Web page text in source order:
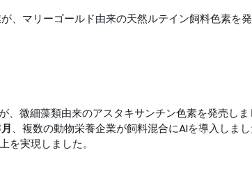
、マリーゴールド由来の天然ルテイン飼料色素を
、微細藻類由来のアスタキサンチン色素を発売し
、複数の動物栄養企業が飼料混合にAIを導入しま
を実現しました。